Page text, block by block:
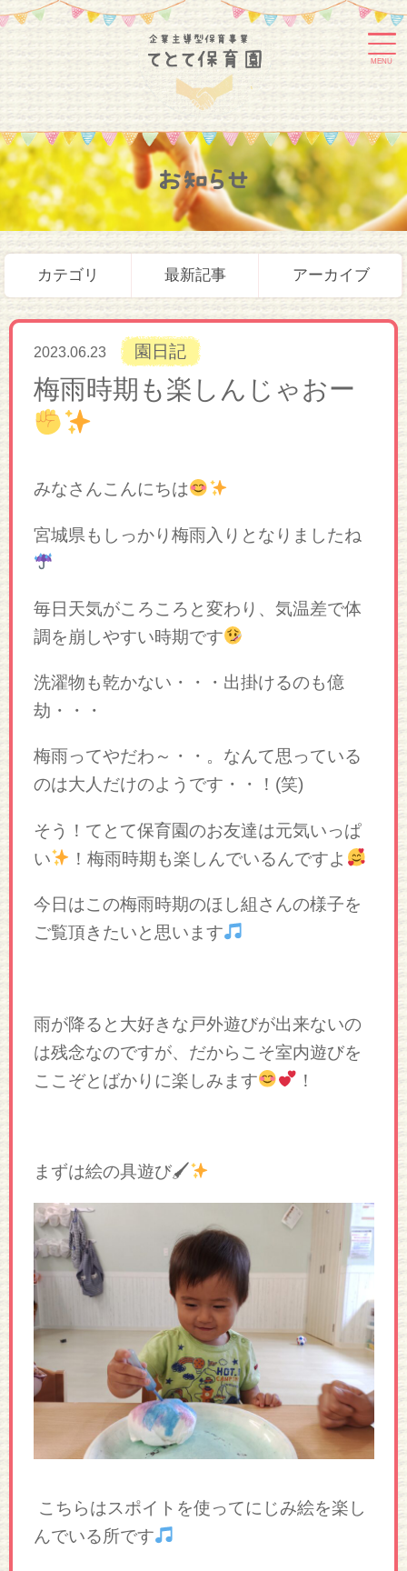
MENU
お知らせ
カテゴリ 最新記事 アーカイブ
2023.06.23 園日記
梅雨時期も楽しんじゃおー
みなさんこんにちは
宮城県もしっかり梅雨入りとなりましたね
毎日天気がころころと変わり、気温差で体
調を崩しやすい時期です
洗濯物も乾かない・・・出掛けるのも億
劫・・・
梅雨ってやだわ～・・。なんて思っている
のは大人だけのようです・・！(笑)
そう！てとて保育園のお友達は元気いっぱ
い
！梅雨時期も楽しんでいるんですよ
今日はこの梅雨時期のほし組さんの様子を
ご覧頂きたいと思います
雨が降ると大好きな戸外遊びが出来ないの
は残念なのですが、だからこそ室内遊びを
ここぞとばかりに楽しみます
！
まずは絵の具遊び🖌
こちらはスポイトを使ってにじみ絵を楽し
んでいる所です